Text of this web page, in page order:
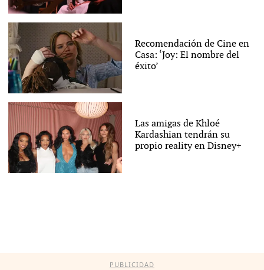
Recomendación de Cine en
Casa: ‘Joy: El nombre del
éxito’
Las amigas de Khloé
Kardashian tendrán su
propio reality en Disney+
PUBLICIDAD